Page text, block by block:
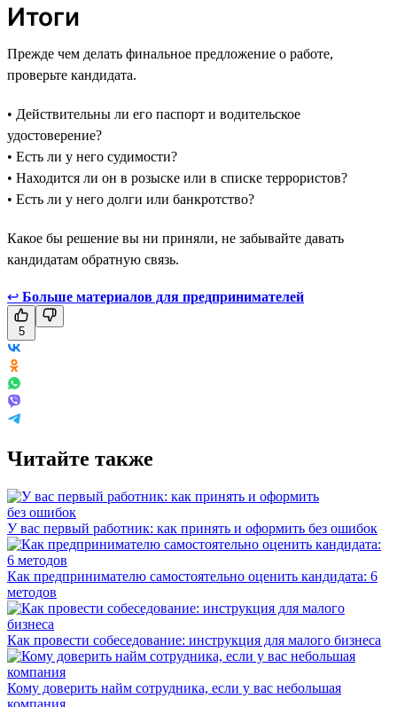
Итоги
Прежде чем делать финальное предложение о работе,
проверьте кандидата.
• Действительны ли его паспорт и водительское
удостоверение?
• Есть ли у него судимости?
• Находится ли он в розыске или в списке террористов?
• Есть ли у него долги или банкротство?
Какое бы решение вы ни приняли, не забывайте давать
кандидатам обратную связь.
↩ Больше материалов для предпринимателей
5
Читайте также
У вас первый работник: как принять и оформить без ошибок
Как предпринимателю самостоятельно оценить кандидата: 6
методов
Как провести собеседование: инструкция для малого бизнеса
Кому доверить найм сотрудника, если у вас небольшая
компания